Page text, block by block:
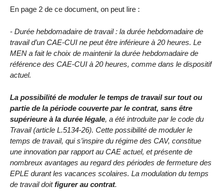
En page 2 de ce document, on peut lire :
- Durée hebdomadaire de travail : la durée hebdomadaire de
travail d’un CAE-CUI ne peut être inférieure à 20 heures. Le
MEN a fait le choix de maintenir la durée hebdomadaire de
référence des CAE-CUI à 20 heures, comme dans le dispositif
actuel.
La possibilité de moduler le temps de travail sur tout ou
partie de la période couverte par le contrat, sans être
supérieure à la durée légale, a été introduite par le code du
Travail (article L.5134-26). Cette possibilité de moduler le
temps de travail, qui s’inspire du régime des CAV, constitue
une innovation par rapport au CAE actuel, et présente de
nombreux avantages au regard des périodes de fermeture des
EPLE durant les vacances scolaires. La modulation du temps
de travail doitfigurer au contrat.